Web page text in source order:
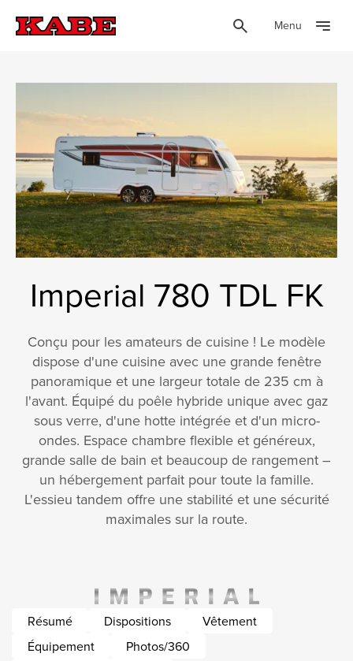
Menu
Imperial 780 TDL FK
Conçu pour les amateurs de cuisine ! Le modèle
dispose d'une cuisine avec une grande fenêtre
panoramique et une largeur totale de 235 cm à
l'avant. Équipé du poêle hybride unique avec gaz
sous verre, d'une hotte intégrée et d'un micro-
ondes. Espace chambre flexible et généreux,
grande salle de bain et beaucoup de rangement –
un hébergement parfait pour toute la famille.
L'essieu tandem offre une stabilité et une sécurité
maximales sur la route.
Résumé Dispositions
Vêtement
Équipement
Photos/360